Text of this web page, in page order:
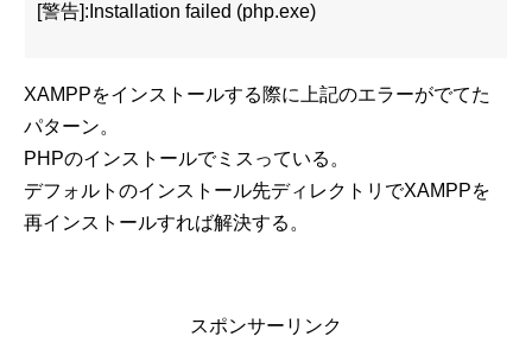
[警告]:Installation failed (php.exe)
XAMPPをインストールする際に上記のエラーがでてた
パターン。
PHPのインストールでミスっている。
デフォルトのインストール先ディレクトリでXAMPPを
再インストールすれば解決する。
スポンサーリンク